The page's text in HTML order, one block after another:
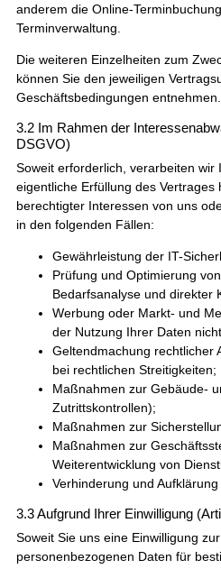
anderem die Online-
Terminverwaltung.
Die weiteren Einzelheiten zum
können Sie den jeweiligen
Geschäftsbedingungen entnehmen.
3.2 Im Rahmen der
DSGVO)
Soweit erforderlich, verarbeiten wir
eigentliche Erfüllung des Vertrages
berechtigter Interessen von uns
in den folgenden Fällen:
Gewährleistung der IT-
Prüfung und Optimierung
Bedarfsanalyse und direkter
Werbung oder Markt- und
der Nutzung Ihrer Daten
Geltendmachung rechtlicher
bei rechtlichen Streitigkeiten;
Maßnahmen zur Gebäude-
Zutrittskontrollen);
Maßnahmen zur
Maßnahmen zur
Weiterentwicklung von
Verhinderung und Aufklärung
3.3 Aufgrund Ihrer Einwilligung
Soweit Sie uns eine Einwilligung
personenbezogenen Daten für